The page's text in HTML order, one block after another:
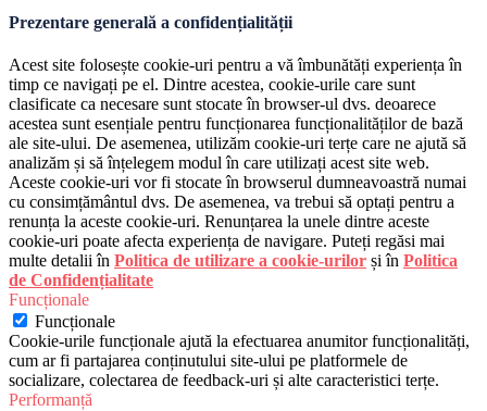
Prezentare generală a confidențialității
Acest site folosește cookie-uri pentru a vă îmbunătăți experiența în
timp ce navigați pe el. Dintre acestea, cookie-urile care sunt
clasificate ca necesare sunt stocate în browser-ul dvs. deoarece
acestea sunt esențiale pentru funcționarea funcționalităților de bază
ale site-ului. De asemenea, utilizăm cookie-uri terțe care ne ajută să
analizăm și să înțelegem modul în care utilizați acest site web.
Aceste cookie-uri vor fi stocate în browserul dumneavoastră numai
cu consimțământul dvs. De asemenea, va trebui să optați pentru a
renunța la aceste cookie-uri. Renunțarea la unele dintre aceste
cookie-uri poate afecta experiența de navigare. Puteți regăsi mai
multe detalii în Politica de utilizare a cookie-urilor și în Politica
de Confidențialitate
Funcționale
Funcționale
Cookie-urile funcționale ajută la efectuarea anumitor funcționalități,
cum ar fi partajarea conținutului site-ului pe platformele de
socializare, colectarea de feedback-uri și alte caracteristici terțe.
Performanță